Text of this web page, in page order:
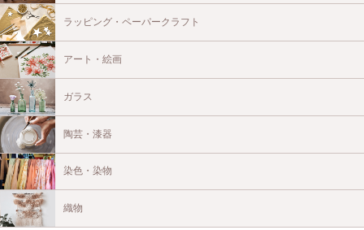
ラッピング・ペーパークラフト
アート・絵画
ガラス
陶芸・漆器
染色・染物
織物